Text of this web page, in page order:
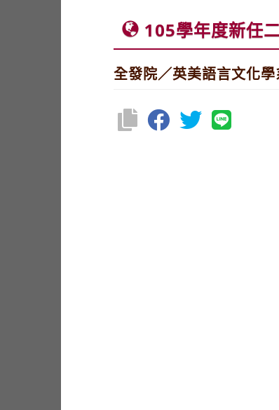
105學年度新任
全發院／英美語言文化